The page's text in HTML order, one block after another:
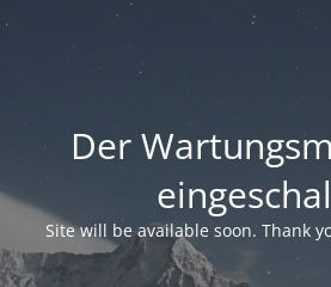
Der
Site will be available soon. Thank